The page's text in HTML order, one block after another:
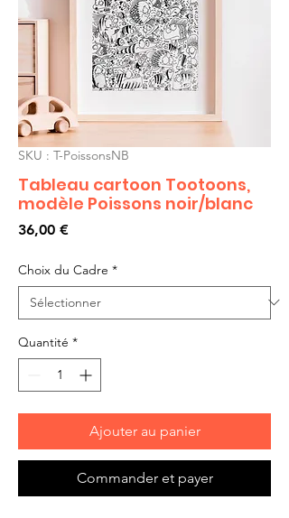
SKU : T-PoissonsNB
Tableau cartoon Tootoons,
modèle Poissons noir/blanc
36,00 €Prix
Choix du Cadre *
Quantité *
Ajouter au panier
Commander et payer